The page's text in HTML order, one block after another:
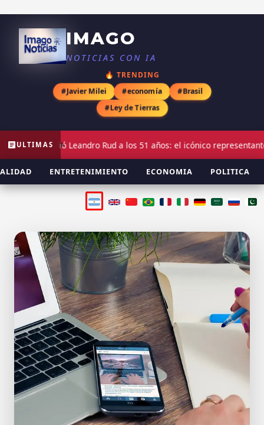
IMAGO
NOTICIAS CON IA
🔥 TRENDING
#Javier Milei #economía
#Brasil
#Ley de Tierras
ULTIMAS
Leandro Rud a los 51 años: el icónico representante de
ENTRETENIMIENTO ECONOMIA POLITICA